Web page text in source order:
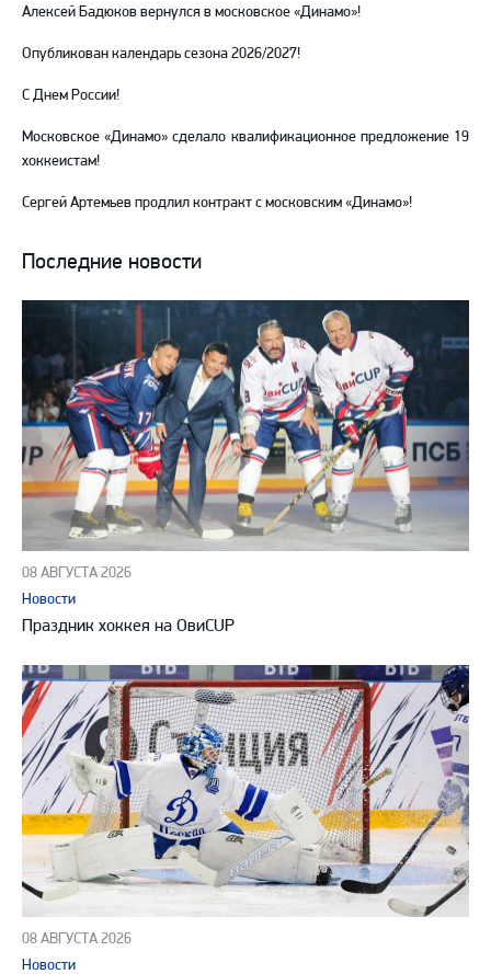
Алексей Бадюков вернулся в московское «Динамо»!
Опубликован календарь сезона 2026/2027!
С Днем России!
Московское «Динамо» сделало квалификационное предложение 19
хоккеистам!
Сергей Артемьев продлил контракт с московским «Динамо»!
Последние новости
08 АВГУСТА 2026
Новости
Праздник хоккея на ОвиCUP
08 АВГУСТА 2026
Новости